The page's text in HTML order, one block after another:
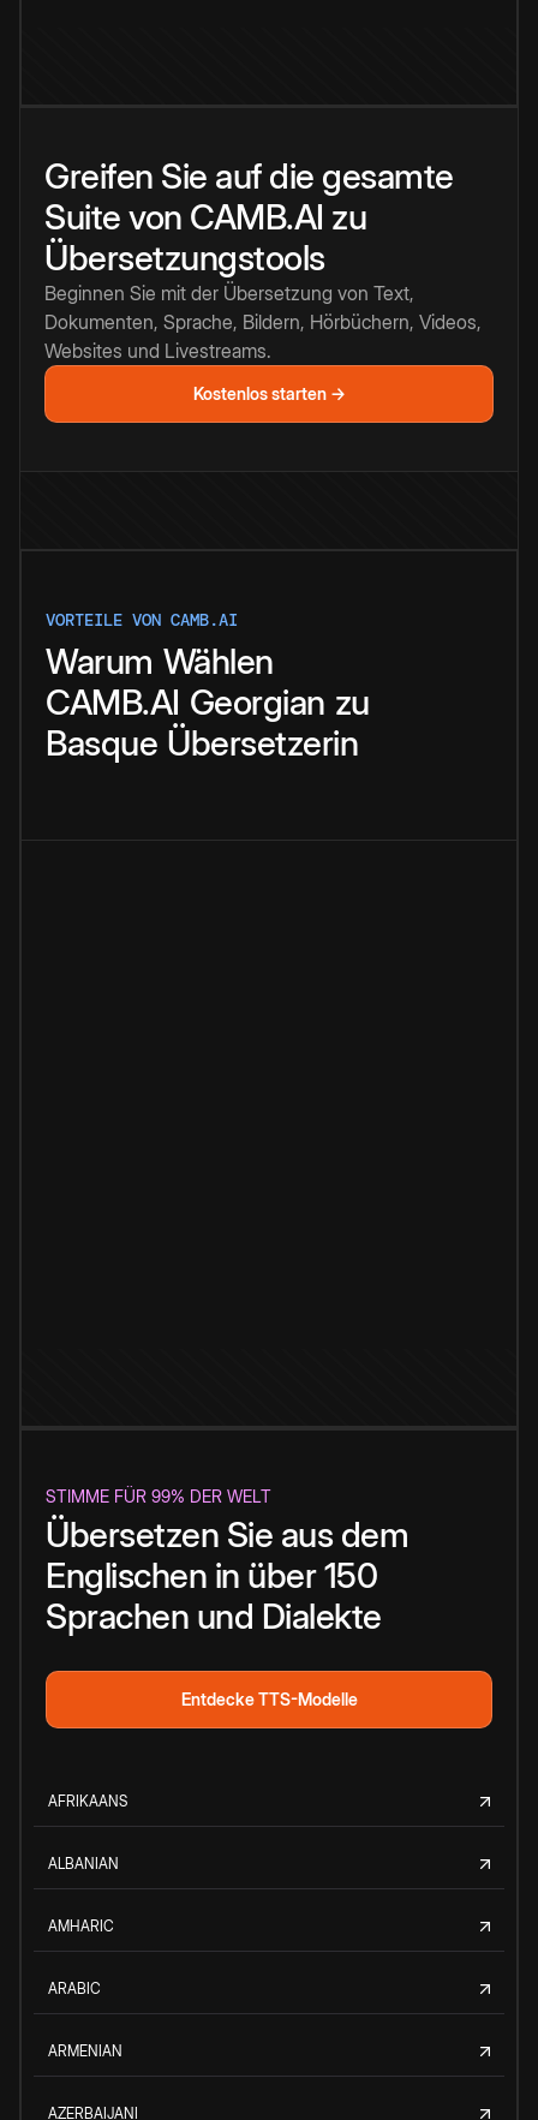
Greifen Sie auf die gesamte
Suite von CAMB.AI zu
Übersetzungstools
Beginnen Sie mit der Übersetzung von Text,
Dokumenten, Sprache, Bildern, Hörbüchern, Videos,
Websites und Livestreams.
Kostenlos starten →
VORTEILE VON CAMB.AI
Warum Wählen
CAMB.AI Georgian zu
Basque Übersetzerin
STIMME FÜR 99% DER WELT
Übersetzen Sie aus dem
Englischen in über 150
Sprachen und Dialekte
Entdecke TTS-Modelle
AFRIKAANS
ALBANIAN
AMHARIC
ARABIC
ARMENIAN
AZERBAIJANI